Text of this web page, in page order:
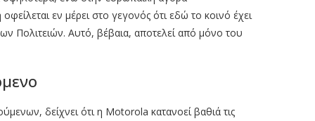
εν μέρει στο γεγονός ότι εδώ το κοινό έχει
Πολιτειών. Αυτό, βέβαια, αποτελεί από μόνο του
δείχνει ότι η Motorola κατανοεί βαθιά τις